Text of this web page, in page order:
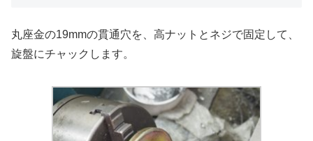
丸座金の19mmの貫通穴を、高ナットとネジで固定して、
旋盤にチャックします。